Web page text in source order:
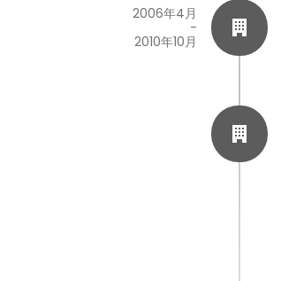
2006年4月
-
2010年10月